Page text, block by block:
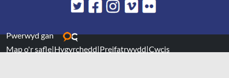
Pwerwyd gan
Map o'r safle|Hygyrchedd|Preifatrwydd|Cwcis